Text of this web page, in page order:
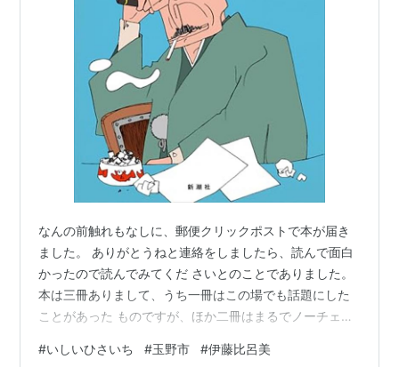
なんの前触れもなしに、郵便クリックポストで本が届き
ました。 ありがとうねと連絡をしましたら、読んで面白
かったので読んでみてくだ さいとのことでありました。
本は三冊ありまして、うち一冊はこの場でも話題にした
ことがあった ものですが、ほか二冊はまるでノーチェッ
る本が、さっぱり読めていなくてちょっとつまり気味で
#いしいひさいち #玉野市 #伊藤比呂美